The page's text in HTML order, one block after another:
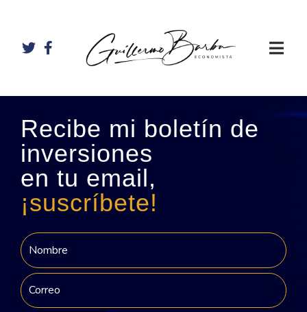
Recibe mi boletín de
inversiones
en tu email,
¡suscríbete!